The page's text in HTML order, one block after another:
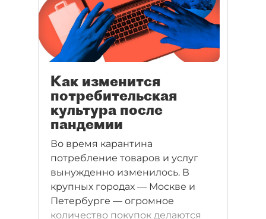
Как изменится
потребительская
культура после
пандемии
Во время карантина
потребление товаров и услуг
вынужденно изменилось. В
крупных городах — Москве и
Петербурге — огромное
количество покупок делаются